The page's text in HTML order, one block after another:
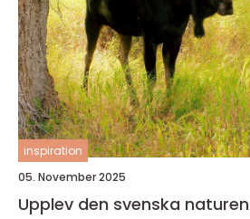
inspiration
05. November 2025
Upplev den svenska